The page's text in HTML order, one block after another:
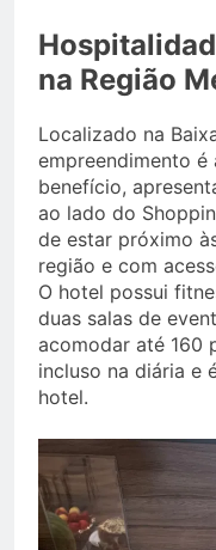
na Região
Localizado na
empreendimento
benefício,
ao lado do
de estar próximo
região e com
O hotel possui
duas salas de
acomodar até 160
incluso na diária e
hotel.